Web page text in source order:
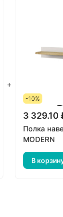
+
-10%
3 329.10
Полка
MODERN
В